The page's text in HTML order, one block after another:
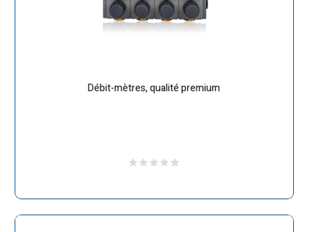
Débit-mètres, qualité premium